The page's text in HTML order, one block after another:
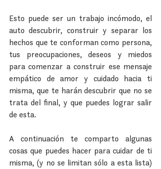
Esto puede ser un trabajo incómodo, el
auto descubrir, construir y separar los
hechos que te conforman como persona,
tus preocupaciones, deseos y miedos
para comenzar a construir ese mensaje
empático de amor y cuidado hacia ti
misma, que te harán descubrir que no se
trata del final, y que puedes lograr salir
de esta.
A continuación te comparto algunas
cosas que puedes hacer para cuidar de ti
misma, (y no se limitan sólo a esta lista)